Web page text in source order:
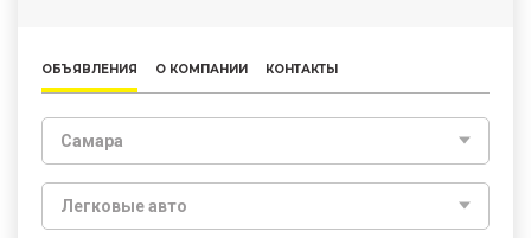
ОБЪЯВЛЕНИЯ О КОМПАНИИ КОНТАКТЫ
Самара
Легковые авто